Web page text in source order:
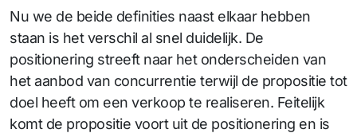
Nu we de beide definities naast elkaar hebben
staan is het verschil al snel duidelijk. De
positionering streeft naar het onderscheiden van
het aanbod van concurrentie terwijl de propositie tot
doel heeft om een verkoop te realiseren. Feitelijk
komt de propositie voort uit de positionering en is